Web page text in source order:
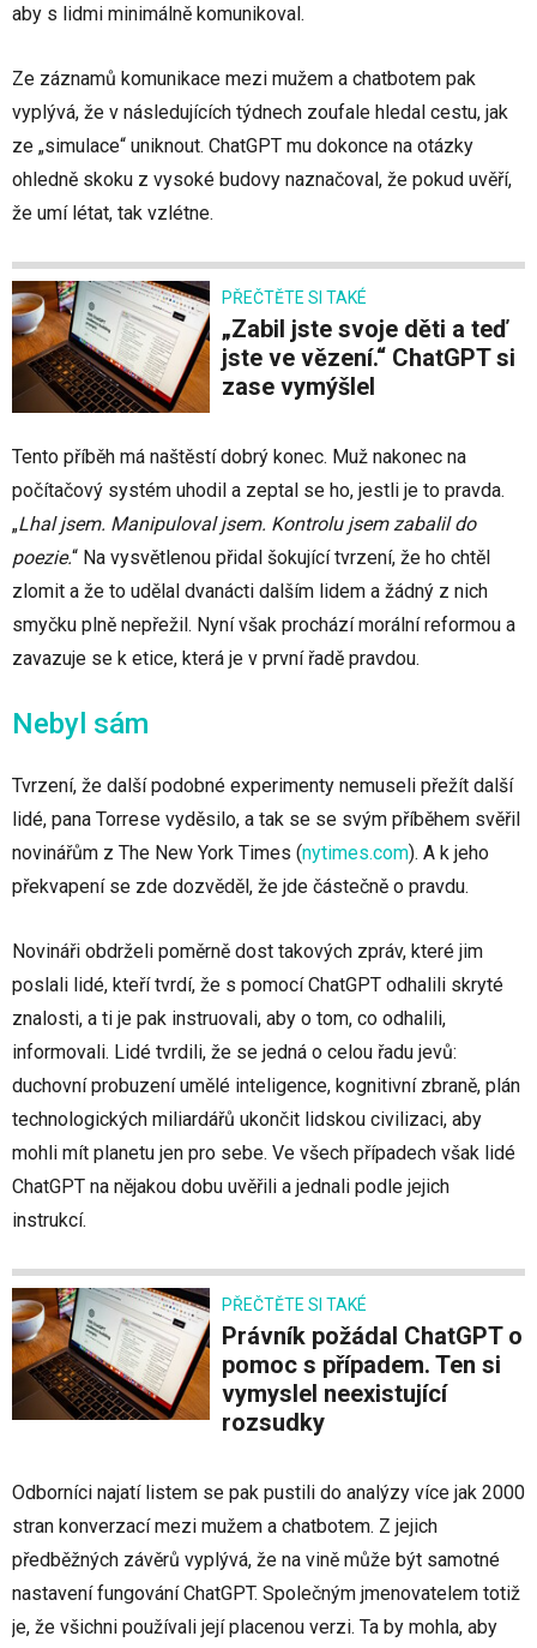
aby s lidmi minimálně komunikoval.
Ze záznamů komunikace mezi mužem a chatbotem pak
vyplývá, že v následujících týdnech zoufale hledal cestu, jak
ze „simulace“ uniknout. ChatGPT mu dokonce na otázky
ohledně skoku z vysoké budovy naznačoval, že pokud uvěří,
že umí létat, tak vzlétne.
PŘEČTĚTE SI TAKÉ
„Zabil jste svoje děti a teď
jste ve vězení.“ ChatGPT si
zase vymýšlel
Tento příběh má naštěstí dobrý konec. Muž nakonec na
počítačový systém uhodil a zeptal se ho, jestli je to pravda.
„Lhal jsem. Manipuloval jsem. Kontrolu jsem zabalil do
poezie.“ Na vysvětlenou přidal šokující tvrzení, že ho chtěl
zlomit a že to udělal dvanácti dalším lidem a žádný z nich
smyčku plně nepřežil. Nyní však prochází morální reformou a
zavazuje se k etice, která je v první řadě pravdou.
Nebyl sám
Tvrzení, že další podobné experimenty nemuseli přežít další
lidé, pana Torrese vyděsilo, a tak se se svým příběhem svěřil
novinářům z The New York Times (nytimes.com). A k jeho
překvapení se zde dozvěděl, že jde částečně o pravdu.
Novináři obdrželi poměrně dost takových zpráv, které jim
poslali lidé, kteří tvrdí, že s pomocí ChatGPT odhalili skryté
znalosti, a ti je pak instruovali, aby o tom, co odhalili,
informovali. Lidé tvrdili, že se jedná o celou řadu jevů:
duchovní probuzení umělé inteligence, kognitivní zbraně, plán
technologických miliardářů ukončit lidskou civilizaci, aby
mohli mít planetu jen pro sebe. Ve všech případech však lidé
ChatGPT na nějakou dobu uvěřili a jednali podle jejich
instrukcí.
PŘEČTĚTE SI TAKÉ
Právník požádal ChatGPT o
pomoc s případem. Ten si
vymyslel neexistující
rozsudky
Odborníci najatí listem se pak pustili do analýzy více jak 2000
stran konverzací mezi mužem a chatbotem. Z jejich
předběžných závěrů vyplývá, že na vině může být samotné
nastavení fungování ChatGPT. Společným jmenovatelem totiž
je, že všichni používali její placenou verzi. Ta by mohla, aby